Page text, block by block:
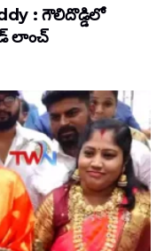
: గౌలిదొడ్డిలో
లాంచ్